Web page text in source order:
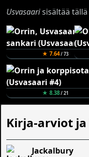
Usvasaarisisältää
★ 7.64/ 73
★ 8.38/ 21
Kirja-arviot
Jackalbury